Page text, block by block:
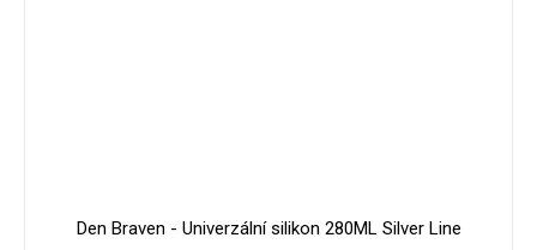
Den Braven - Univerzální silikon 280ML Silver Line